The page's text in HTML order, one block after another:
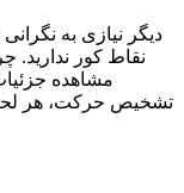
مشاهده
تشخیص حرکت، هر